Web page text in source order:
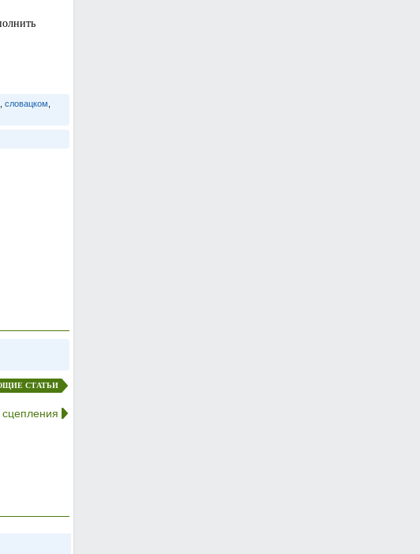
словацком
СТАТЬИ
сцепления